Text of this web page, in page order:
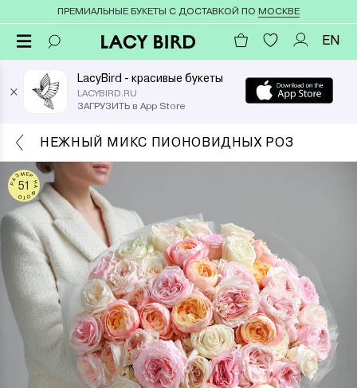
ПРЕМИАЛЬНЫЕ БУКЕТЫ С ДОСТАВКОЙ ПО МОСКВЕ
EN
×
LacyBird - красивые букеты
LACYBIRD.RU
ЗАГРУЗИТЬ в App Store
НЕЖНЫЙ МИКС ПИОНОВИДНЫХ РОЗ
РАЗМЕР НА ФОТО
51